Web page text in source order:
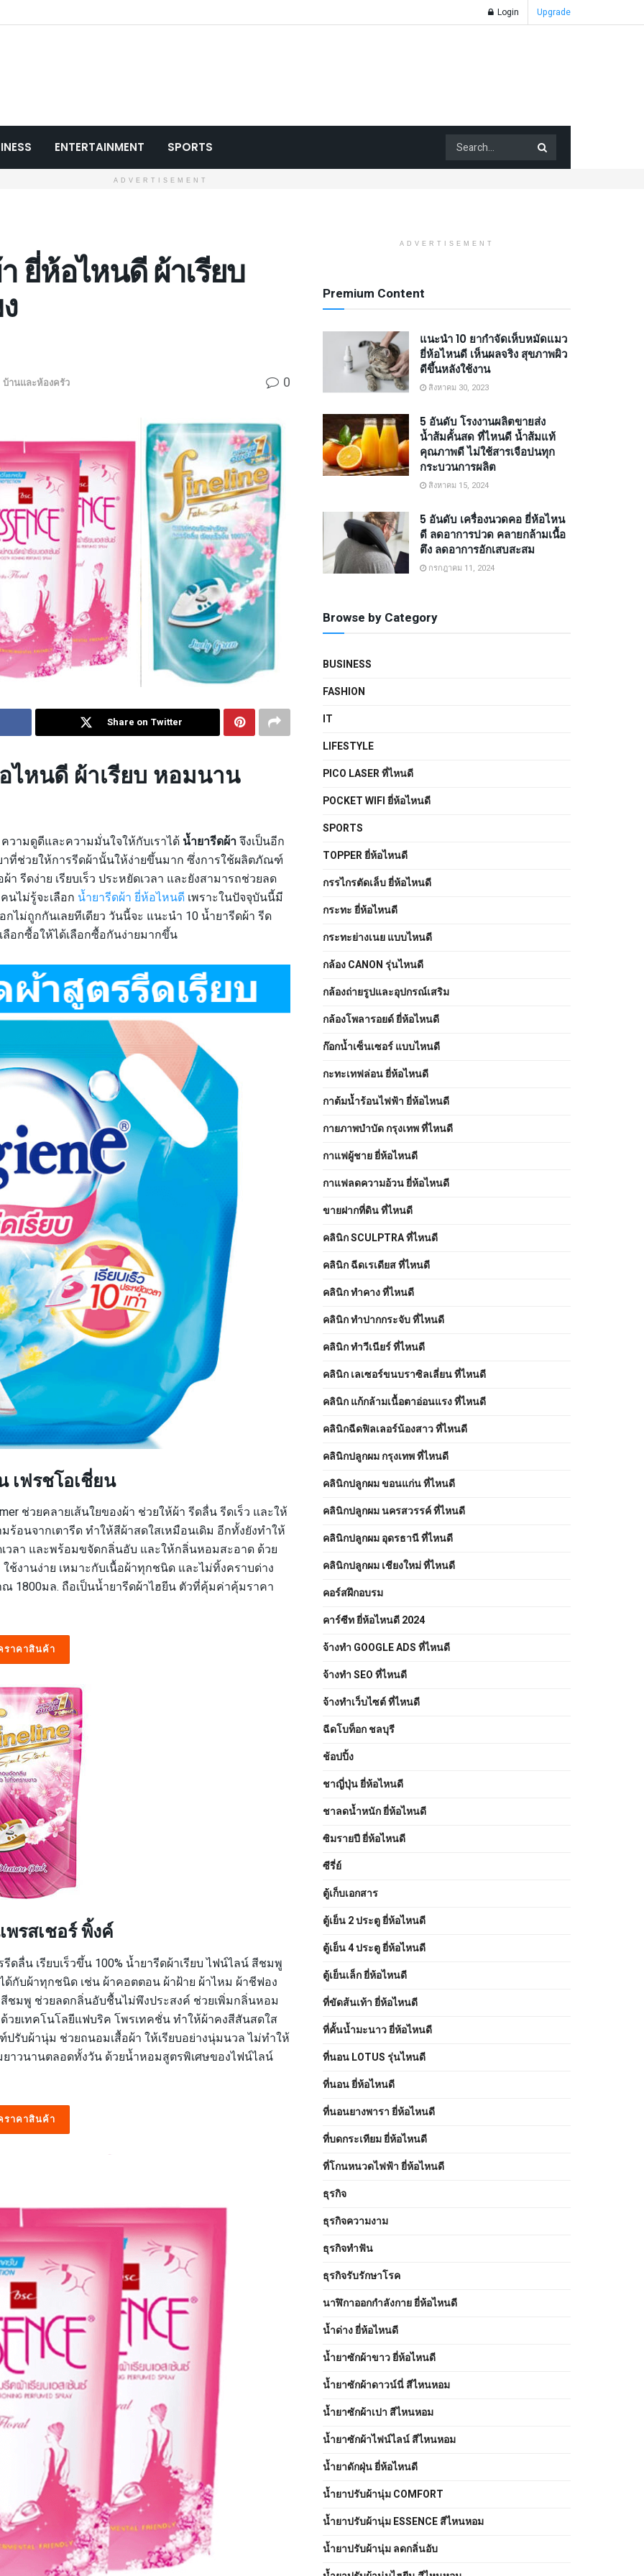
Login Upgrade
ENTERTAINMENT SPORTS
ADVERTISEMENT
ยี่ห้อไหนดี ผ้าเรียบ
บ้านและห้องครัว 0
Share on Twitter
ไหนดี ผ้าเรียบ หอมนาน
วามดูดีและความมั่นใจให้กับเราได้ น้ำยารีดผ้าจึงเป็นอีก
าที่ช่วยให้การรีดผ้านั้นให้ง่ายขึ้นมาก ซึ่งการใช้ผลิตภัณฑ์
รีดง่าย เรียบเร็ว ประหยัดเวลา และยังสามารถช่วยลด
นไม่รู้จะเลือก น้ำยารีดผ้า ยี่ห้อไหนดี เพราะในปัจจุบันนี้มี
ไม่ถูกกันเลยทีเดียว วันนี้จะ แนะนำ 10 น้ำยารีดผ้า รีด
อกซื้อให้ได้เลือกซื้อกันง่ายมากขึ้น
เฟรชโอเชี่ยน
ช่วยคลายเส้นใยของผ้า ช่วยให้ผ้า รีดลื่น รีดเร็ว และให้
อนจากเตารีด ทำให้สีผ้าสดใสเหมือนเดิม อีกทั้งยังทำให้
วลา และพร้อมขจัดกลิ่นอับ และให้กลิ่นหอมสะอาด ด้วย
งานง่าย เหมาะกับเนื้อผ้าทุกชนิด และไม่ทิ้งคราบด่าง
1800มล. ถือเป็นน้ำยารีดผ้าไฮยีน ตัวที่คุ้มค่าคุ้มราคา
ราคาสินค้า
รสเชอร์ พิ้งค์
ลื่น เรียบเร็วขึ้น 100% น้ำยารีดผ้าเรียบ ไฟน์ไลน์ สีชมพู
กับผ้าทุกชนิด เช่น ผ้าคอตตอน ผ้าฝ้าย ผ้าไหม ผ้าชีฟอง
ชมพู ช่วยลดกลิ่นอับชื้นไม่พึงประสงค์ ช่วยเพิ่มกลิ่นหอม
วยเทคโนโลยีแฟบริค โพรเทคชั่น ทำให้ผ้าคงสีสันสดใส
บผ้านุ่ม ช่วยถนอมเสื้อผ้า ให้เรียบอย่างนุ่มนวล ไม่ทำให้
าวนานตลอดทั้งวัน ด้วยน้ำหอมสูตรพิเศษของไฟน์ไลน์
ราคาสินค้า
ADVERTISEMENT
Premium Content
แนะนำ 10 ยากำจัดเห็บหมัดแมว
ยี่ห้อไหนดี เห็นผลจริง สุขภาพผิว
ดีขึ้นหลังใช้งาน
สิงหาคม 30, 2023
5 อันดับ โรงงานผลิตขายส่ง
น้ำส้มคั้นสด ที่ไหนดี น้ำส้มแท้
คุณภาพดี ไม่ใช้สารเจือปนทุก
กระบวนการผลิต
สิงหาคม 15, 2024
5 อันดับ เครื่องนวดคอ ยี่ห้อไหน
ดี ลดอาการปวด คลายกล้ามเนื้อ
ตึง ลดอาการอักเสบสะสม
กรกฎาคม 11, 2024
Browse by Category
BUSINESS
FASHION
IT
LIFESTYLE
PICO LASER ที่ไหนดี
POCKET WIFI ยี่ห้อไหนดี
SPORTS
TOPPER ยี่ห้อไหนดี
กรรไกรตัดเล็บ ยี่ห้อไหนดี
กระทะ ยี่ห้อไหนดี
กระทะย่างเนย แบบไหนดี
กล้อง CANON รุ่นไหนดี
กล้องถ่ายรูปและอุปกรณ์เสริม
กล้องโพลารอยด์ ยี่ห้อไหนดี
ก๊อกน้ำเซ็นเซอร์ แบบไหนดี
กะทะเทฟล่อน ยี่ห้อไหนดี
กาต้มน้ำร้อนไฟฟ้า ยี่ห้อไหนดี
กายภาพบําบัด กรุงเทพ ที่ไหนดี
กาแฟผู้ชาย ยี่ห้อไหนดี
กาแฟลดความอ้วน ยี่ห้อไหนดี
ขายฝากที่ดิน ที่ไหนดี
คลินิก SCULPTRA ที่ไหนดี
คลินิก ฉีดเรเดียส ที่ไหนดี
คลินิก ทำคาง ที่ไหนดี
คลินิก ทำปากกระจับ ที่ไหนดี
คลินิก ทำวีเนียร์ ที่ไหนดี
คลินิก เลเซอร์ขนบราซิลเลี่ยน ที่ไหนดี
คลินิก แก้กล้ามเนื้อตาอ่อนแรง ที่ไหนดี
คลินิกฉีดฟิลเลอร์น้องสาว ที่ไหนดี
คลินิกปลูกผม กรุงเทพ ที่ไหนดี
คลินิกปลูกผม ขอนแก่น ที่ไหนดี
คลินิกปลูกผม นครสวรรค์ ที่ไหนดี
คลินิกปลูกผม อุดรธานี ที่ไหนดี
คลินิกปลูกผม เชียงใหม่ ที่ไหนดี
คอร์สฝึกอบรม
คาร์ซีท ยี่ห้อไหนดี 2024
จ้างทํา GOOGLE ADS ที่ไหนดี
จ้างทํา SEO ที่ไหนดี
จ้างทําเว็บไซต์ ที่ไหนดี
ฉีดโบท็อก ชลบุรี
ช้อปปิ้ง
ชาญี่ปุ่น ยี่ห้อไหนดี
ชาลดน้ำหนัก ยี่ห้อไหนดี
ซิมรายปี ยี่ห้อไหนดี
ซีรี่ย์
ตู้เก็บเอกสาร
ตู้เย็น 2 ประตู ยี่ห้อไหนดี
ตู้เย็น 4 ประตู ยี่ห้อไหนดี
ตู้เย็นเล็ก ยี่ห้อไหนดี
ที่ขัดส้นเท้า ยี่ห้อไหนดี
ที่คั้นน้ำมะนาว ยี่ห้อไหนดี
ที่นอน LOTUS รุ่นไหนดี
ที่นอน ยี่ห้อไหนดี
ที่นอนยางพารา ยี่ห้อไหนดี
ที่บดกระเทียม ยี่ห้อไหนดี
ที่โกนหนวดไฟฟ้า ยี่ห้อไหนดี
ธุรกิจ
ธุรกิจความงาม
ธุรกิจทำฟัน
ธุรกิจรับรักษาโรค
นาฬิกาออกกำลังกาย ยี่ห้อไหนดี
น้ำด่าง ยี่ห้อไหนดี
น้ำยาซักผ้าขาว ยี่ห้อไหนดี
น้ำยาซักผ้าดาวน์นี่ สีไหนหอม
น้ำยาซักผ้าเปา สีไหนหอม
น้ำยาซักผ้าไฟน์ไลน์ สีไหนหอม
น้ำยาดักฝุ่น ยี่ห้อไหนดี
น้ำยาปรับผ้านุ่ม COMFORT
น้ำยาปรับผ้านุ่ม ESSENCE สีไหนหอม
น้ำยาปรับผ้านุ่ม ลดกลิ่นอับ